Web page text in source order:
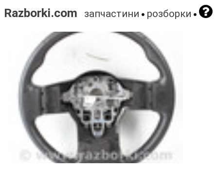
Razborki.com запчастини розборки